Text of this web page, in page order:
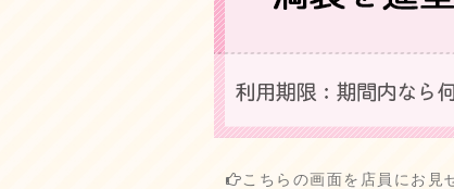
こちらの画面を店員にお見